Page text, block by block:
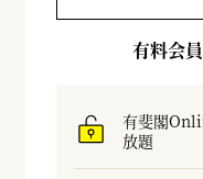
有料会
有斐閣
放題